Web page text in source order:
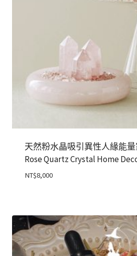
天然粉水晶吸引異性人緣能
Rose Quartz Crystal Home
NT$8,000